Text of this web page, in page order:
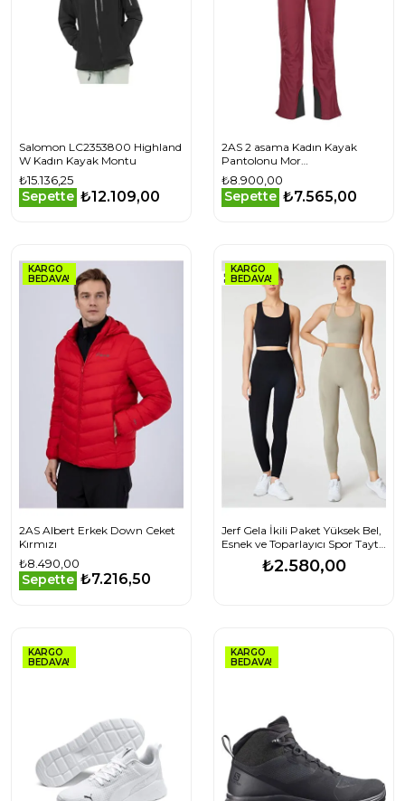
Salomon LC2353800 Highland
W Kadın Kayak Montu
₺15.136,25
Sepette ₺12.109,00
2AS 2 asama Kadın Kayak
Pantolonu Mor
2ASWASA00920230042023
₺8.900,00
Sepette ₺7.565,00
KARGO
BEDAVA!
2AS Albert Erkek Down Ceket
Kırmızı
₺8.490,00
Sepette ₺7.216,50
KARGO
BEDAVA!
Jerf Gela İkili Paket Yüksek Bel,
Esnek ve Toparlayıcı Spor Tayt
Siyah-Haki₺2.580,00
KARGO
BEDAVA!
KARGO
BEDAVA!